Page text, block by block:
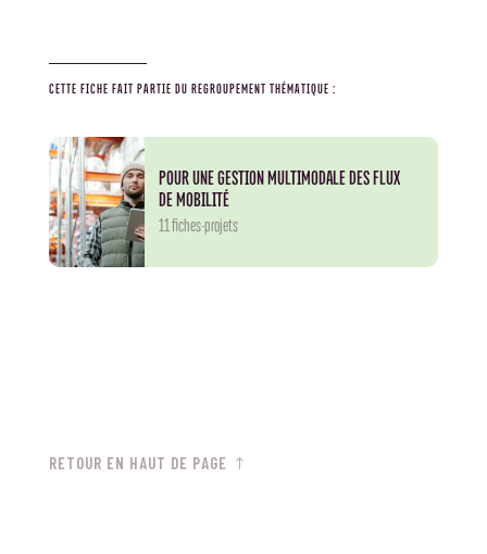
CETTE FICHE FAIT PARTIE DU REGROUPEMENT THÉMATIQUE :
POUR UNE GESTION MULTIMODALE DES FLUX
DE MOBILITÉ
11 fiches-projets
RETOUR EN HAUT DE PAGE